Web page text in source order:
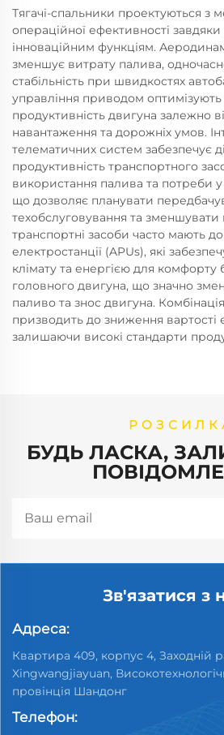
Тягачі-спальники проектуються з
операційної ефективності завдяки
інноваційним функціям.
зменшує витрату палива,
стабільність при швидкостях
управління приводом оптимізують
продуктивність двигуна залежно
навантаження та дорожніх умов.
телематичних систем забезпечує
продуктивність транспортного
використання палива та потреби у
що дозволяє планувати
техобслуговування та зменшувати
транспортні засоби часто мають
електростанції (APUs), які
клімату та енергією для комфорту
головного двигуна, що значно
паливо та знос двигуна.
призводить до зниження вартості
залишаючи високі стандарти
БУДЬ ЛАСКА,
Зв'язатися з
Адреса:
Квартира 409, корпус 4, Заходній
Xingwangjiayuan,
провінція Шандонг
Телефон: